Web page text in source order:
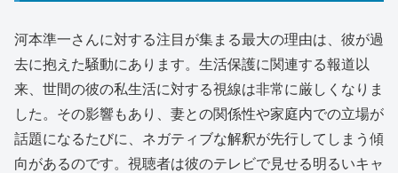
河本準一さんに対する注目が集まる最大の理由は、彼が過
去に抱えた騒動にあります。生活保護に関連する報道以
来、世間の彼の私生活に対する視線は非常に厳しくなりま
した。その影響もあり、妻との関係性や家庭内での立場が
話題になるたびに、ネガティブな解釈が先行してしまう傾
向があるのです。視聴者は彼のテレビで見せる明るいキャ